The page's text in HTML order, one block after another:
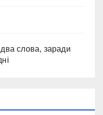
слова, заради